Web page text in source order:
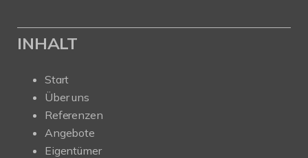
INHALT
Start
Über uns
Referenzen
Angebote
Eigentümer